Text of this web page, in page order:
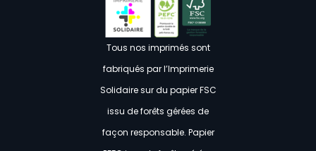
Tous nos imprimés sont
fabriqués par l’Imprimerie
Solidaire sur du papier FSC
issu de forêts gérées de
façon responsable. Papier